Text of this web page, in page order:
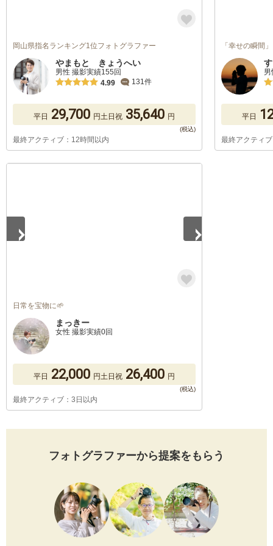
岡山県指名ランキング1位フォトグラファー
やまもと きょうへい
男性 撮影実績155回
4.99
131件
平日 29,700 円土日祝 35,640 円
最終アクティブ：12時間以内
「幸せの瞬間
男
平日
最終アクティ
日常を宝物に🌱
まっきー
女性 撮影実績0回
平日 22,000 円土日祝 26,400 円
最終アクティブ：3日以内
フォトグラファーから提案をもらう